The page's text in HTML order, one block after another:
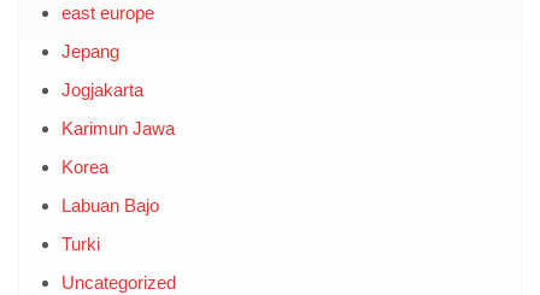
east europe
Jepang
Jogjakarta
Karimun Jawa
Korea
Labuan Bajo
Turki
Uncategorized